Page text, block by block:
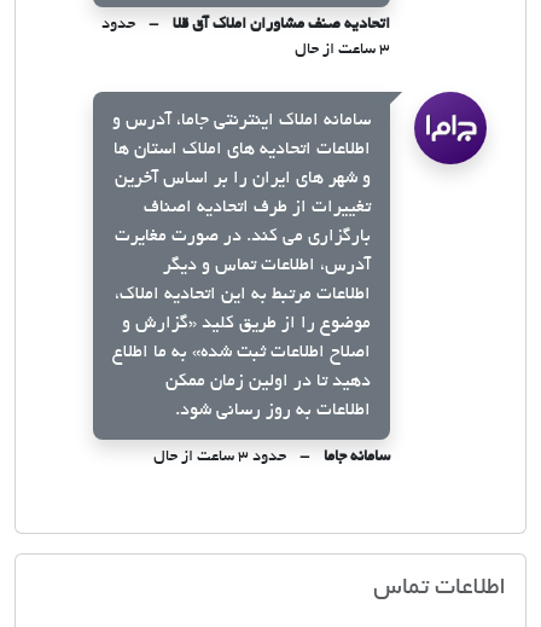
اتحادیه صنف مشاوران املاک آق قلا
حدود
۳ ساعت از حال
سامانه املاک اینترنتی جاما، آدرس و
اطلاعات اتحادیه های املاک استان ها
و شهر های ایران را بر اساس آخرین
تغییرات از طرف اتحادیه اصناف
بارگزاری می کند. در صورت مغایرت
آدرس، اطلاعات تماس و دیگر
اطلاعات مرتبط به این اتحادیه املاک،
موضوع را از طریق کلید «گزارش و
اصلاح اطلاعات ثبت شده» به ما اطلاع
دهید تا در اولین زمان ممکن
اطلاعات به روز رسانی شود.
سامانه جاما حدود ۳ ساعت از حال
اطلاعات تماس